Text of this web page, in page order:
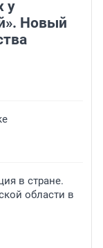
у
Новый
в стране.
области в